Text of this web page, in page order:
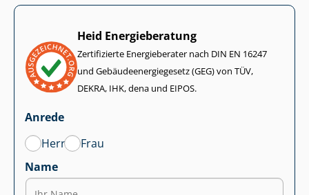
Heid Energieberatung
Zertifizierte Energieberater nach DIN EN 16247
und Ge­bäu­de­en­er­gie­ge­setz (GEG) von TÜV,
DEKRA, IHK, dena und EIPOS.
Anrede
Herr
Frau
Name